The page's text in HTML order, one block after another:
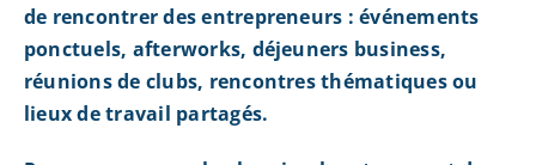
de rencontrer des entrepreneurs : événements
ponctuels, afterworks, déjeuners business,
réunions de clubs, rencontres thématiques ou
lieux de travail partagés.